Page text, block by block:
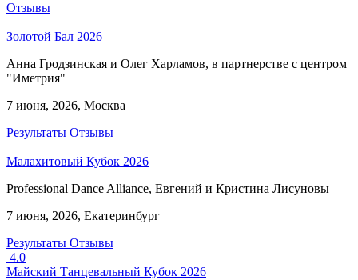
Отзывы
Золотой Бал 2026
Анна Гродзинская и Олег Харламов, в партнерстве с центром
"Иметрия"
7 июня, 2026, Москва
Результаты Отзывы
Малахитовый Кубок 2026
Professional Dance Alliance, Евгений и Кристина Лисуновы
7 июня, 2026, Екатеринбург
Результаты Отзывы
4.0
Майский Танцевальный Кубок 2026